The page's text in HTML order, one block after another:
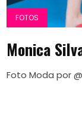
FOTOS
Monica
Foto Moda por